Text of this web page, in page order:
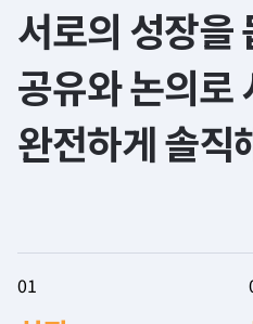
서로의 성장을
공유와 논의로
완전하게 솔직
01